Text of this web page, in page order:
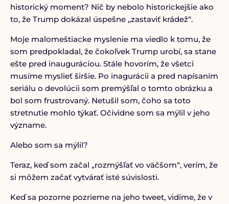
historický moment? Nič by nebolo historickejšie ako
to, že Trump dokázal úspešne „zastaviť krádež“.
Moje malomeštiacke myslenie ma viedlo k tomu, že
som predpokladal, že čokoľvek Trump urobí, sa stane
ešte pred inauguráciou. Stále hovorím, že všetci
musíme myslieť širšie. Po inagurácii a pred napísaním
seriálu o devolúcii som premýšľal o tomto obrázku a
bol som frustrovaný. Netušil som, čoho sa toto
stretnutie mohlo týkať. Očividne som sa mýlil v jeho
význame.
Alebo som sa mýlil?
Teraz, keď som začal „rozmýšľať vo väčšom“, verím, že
si môžem začať vytvárať isté súvislosti.
Keď sa pozorne pozrieme na jeho tweet, vidíme, že v